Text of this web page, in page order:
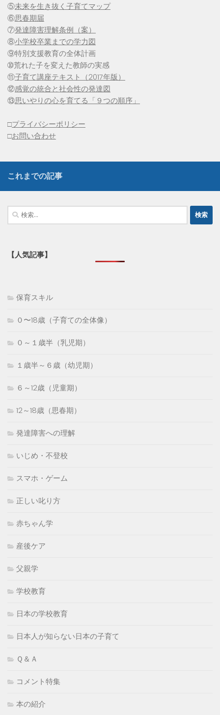
⑤未来を生き抜く子育てマップ
⑥思春期届
⑦発達障害理解条例（案）
⑧小学校卒業までの学力図
⑨特別支援教育の全体計画
➉荒れた子を変えた教師の実感
⑪子育て講座テキスト（2017年版）
⑫感覚の統合と社会性の発達図
⑬思いやりの心を育てる「９つの順序」
□プライバシーポリシー
□お問い合わせ
これまでの記事
検
索:
【人気記事】
保育スキル
０〜18歳（子育ての全体像）
０～１歳半（乳児期）
１歳半～６歳（幼児期）
６～12歳（児童期）
12～18歳（思春期）
発達障害への理解
いじめ・不登校
スマホ・ゲーム
正しい叱り方
赤ちゃん学
産後ケア
父親学
学校教育
日本の学校教育
日本人が知らない日本の子育て
Ｑ＆Ａ
コメント特集
本の紹介